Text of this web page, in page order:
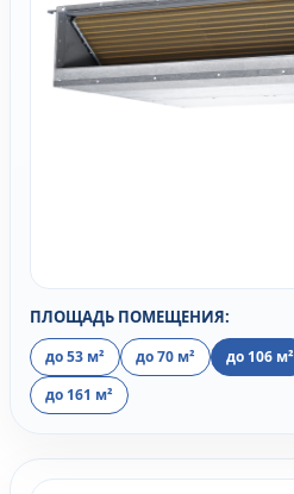
ПЛОЩАДЬ ПОМЕЩЕНИЯ:
до 53 м² до 70 м² до 106 м²
до 161 м²